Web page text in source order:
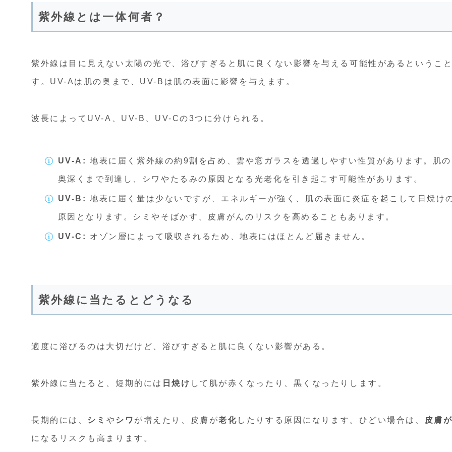
紫外線とは一体何者？
紫外線は目に見えない太陽の光で、浴びすぎると肌に良くない影響を与える可能性があるというこ
す。UV-Aは肌の奥まで、UV-Bは肌の表面に影響を与えます。
波長によってUV-A、UV-B、UV-Cの3つに分けられる。
UV-A: 地表に届く紫外線の約9割を占め、雲や窓ガラスを透過しやすい性質があります。肌の
奥深くまで到達し、シワやたるみの原因となる光老化を引き起こす可能性があります。
UV-B: 地表に届く量は少ないですが、エネルギーが強く、肌の表面に炎症を起こして日焼け
原因となります。シミやそばかす、皮膚がんのリスクを高めることもあります。
UV-C: オゾン層によって吸収されるため、地表にはほとんど届きません。
紫外線に当たるとどうなる
適度に浴びるのは大切だけど、浴びすぎると肌に良くない影響がある。
紫外線に当たると、短期的には 日焼け して肌が赤くなったり、黒くなったりします。
長期的には、 シミ や シワ が増えたり、皮膚が老化 したりする原因になります。ひどい場合は、 皮膚
になるリスクも高まります。